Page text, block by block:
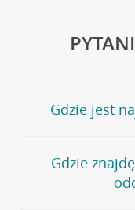
Gdzie jest
Jeśli szukasz
stronęPlacówki i
wygodna
Gdzie